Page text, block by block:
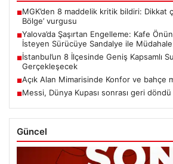
■MGK’den 8 maddelik kritik bildiri: Dikkat
Bölge’ vurgusu
■Yalova’da Şaşırtan Engelleme: Kafe
İsteyen Sürücüye Sandalye ile Müdahale
■İstanbul’un 8 İlçesinde Geniş Kapsamlı
Gerçekleşecek
■Açık Alan Mimarisinde Konfor ve bahçe
■Messi, Dünya Kupası sonrası geri döndü
Güncel